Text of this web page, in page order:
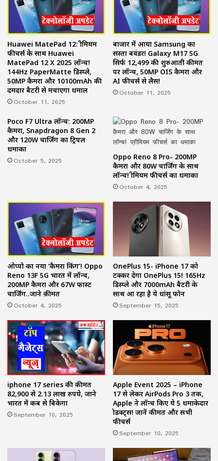
Huawei MatePad 12: प्रीमियम
फीचर्स के साथ Huawei
MatePad 12 X 2025 लॉन्च!
144Hz PaperMatte डिस्प्ले,
50MP कैमरा और 10100mAh की
दमदार बैटरी से मचाएगा धमाल
October 11, 2025
बाजार में आया Samsung का
सस्ता बवंडर! Galaxy M17 5G
सिर्फ ₹12,499 की शुरुआती कीमत
पर लॉन्च, 50MP OIS कैमरा और
AI फीचर्स से लैस!
October 11, 2025
Poco F7 Ultra लॉन्च: 200MP
कैमरा, Snapdragon 8 Gen 2
और 120W चार्जिंग का ट्रिपल
धमाका
October 5, 2025
Oppo Reno 8 Pro- 200MP
कैमरा और 80W चार्जिंग के साथ
लॉन्च! प्रीमियम फीचर्स का धमाका
October 4, 2025
ओप्पो का नया ‘कैमरा किंग’! Oppo
Reno 13F 5G भारत में लॉन्च,
200MP कैमरा और 67W फास्ट
चार्जिंग..जाने क़ीमत
October 4, 2025
OnePlus 15- iPhone 17 को
टक्कर देगा OnePlus 15! 165Hz
डिस्प्ले और 7000mAh बैटरी के
साथ आ रहा है ये धांसू फोन
September 15, 2025
iphone 17 series की कीमत
82,900 से 2.13 लाख रुपये, जाने
भारत में कब से बिकेगा
September 10, 2025
Apple Event 2025 – iPhone
17 से लेकर AirPods Pro 3 तक,
Apple ने लॉन्च किए ये 5 धमाकेदार
प्रोडक्ट्स! जानें कीमत और सभी
फीचर्स
September 10, 2025